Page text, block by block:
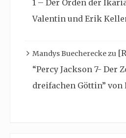
1 – Der Orden der
Valentin und Erik
Mandys Buechereckezu
“Percy Jackson 7- Der
dreifachen Göttin” von